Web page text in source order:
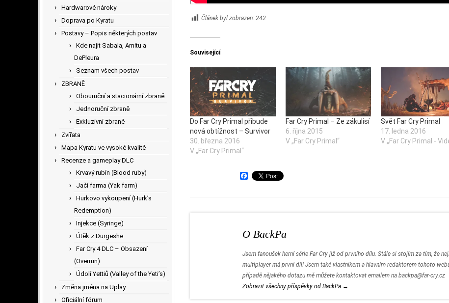
Hardwarové nároky
Doprava po Kyratu
Postavy – Popis některých postav
Kde najít Sabala, Amitu a
DePleura
Seznam všech postav
ZBRANĚ
Obouruční a stacionární zbraně
Jednoruční zbraně
Exkluzivní zbraně
Zvířata
Mapa Kyratu ve vysoké kvalitě
Recenze a gameplay DLC
Krvavý rubín (Blood ruby)
Jačí farma (Yak farm)
Hurkovo vykoupení (Hurk’s
Redemption)
Injekce (Syringe)
Útěk z Durgeshe
Far Cry 4 DLC – Obsazení
(Overrun)
Údolí Yettiů (Valley of the Yeti’s)
Změna jména na Uplay
Oficiální fórum
Článek byl zobrazen: 242
Související
Do Far Cry Primal přibude
nová obtížnost – Survivor
30. března 2016
V „Far Cry Primal“
Far Cry Primal – Ze zákulisí
6. října 2015
V „Far Cry Primal“
Svět Far Cry Primal
17. ledna 2016
V „Far Cry Primal -
F
k
O BackPa
Jsem fanoušek herní série Far Cry již od prvního dílu. Stále si stojím za tím, že
multiplayer má první díl! Jsem také vlastníkem a hlavním redaktorem tohoto
případě nějakého dotazu mě můžete kontaktovat emailem na backpa@far-cry.cz
Zobrazit všechny příspěvky od BackPa →